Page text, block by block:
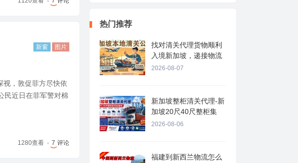
新窗 图片
视，敦促菲方尽快依
民近日在菲军警对棉
1280查看 7 评论
热门推荐
找对清关代理货物顺利
入境新加坡，递接物流
2026-08-07
新加坡整柜清关代理-新
加坡20尺40尺整柜集
2026-08-06
福建到新西兰物流怎么